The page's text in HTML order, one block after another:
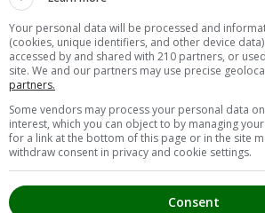
Your personal data will be processed and
(cookies, unique identifiers, and other device
accessed by and shared with 210 partners, or
site. We and our partners may use precise
partners.
Some vendors may process your personal data
interest, which you can object to by managing
for a link at the bottom of this page or in the site
withdraw consent in privacy and cookie settings.
Consent